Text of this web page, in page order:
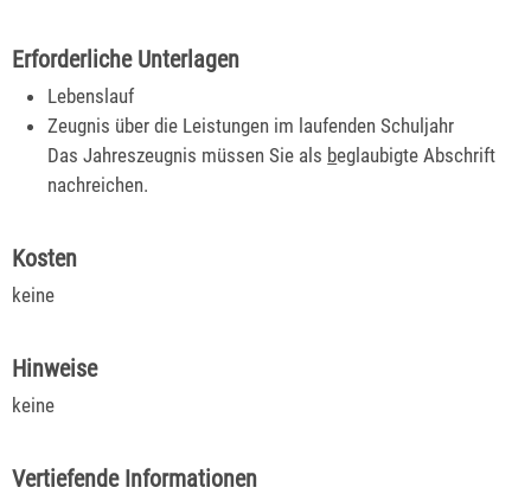
Erforderliche Unterlagen
Lebenslauf
Zeugnis über die Leistungen im laufenden Schuljahr
Das Jahreszeugnis müssen Sie als beglaubigte Abschrift
nachreichen.
Kosten
keine
Hinweise
keine
Vertiefende Informationen